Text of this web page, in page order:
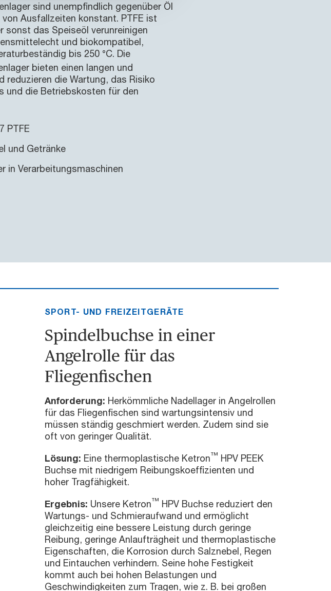
sind unempfindlich gegenüber Öl
Ausfallzeiten konstant. PTFE ist
sonst das Speiseöl verunreinigen
und biokompatibel,
bis 250 °C. Die
bieten einen langen und
reduzieren die Wartung, das Risiko
und die Betriebskosten für den
PTFE
und Getränke
in Verarbeitungsmaschinen
SPORT- UND FREIZEITGERÄTE
Spindelbuchse in einer
Angelrolle für das
Fliegenfischen
Anforderung: Herkömmliche Nadellager in Angelrollen
für das Fliegenfischen sind wartungsintensiv und
müssen ständig geschmiert werden. Zudem sind sie
oft von geringer Qualität.
Lösung: Eine thermoplastische Ketron™ HPV PEEK
Buchse mit niedrigem Reibungskoeffizienten und
hoher Tragfähigkeit.
Ergebnis: Unsere Ketron™ HPV Buchse reduziert den
Wartungs- und Schmieraufwand und ermöglicht
gleichzeitig eine bessere Leistung durch geringe
Reibung, geringe Anlaufträgheit und thermoplastische
Eigenschaften, die Korrosion durch Salznebel, Regen
und Eintauchen verhindern. Seine hohe Festigkeit
kommt auch bei hohen Belastungen und
Geschwindigkeiten zum Tragen, wie z. B. bei großen